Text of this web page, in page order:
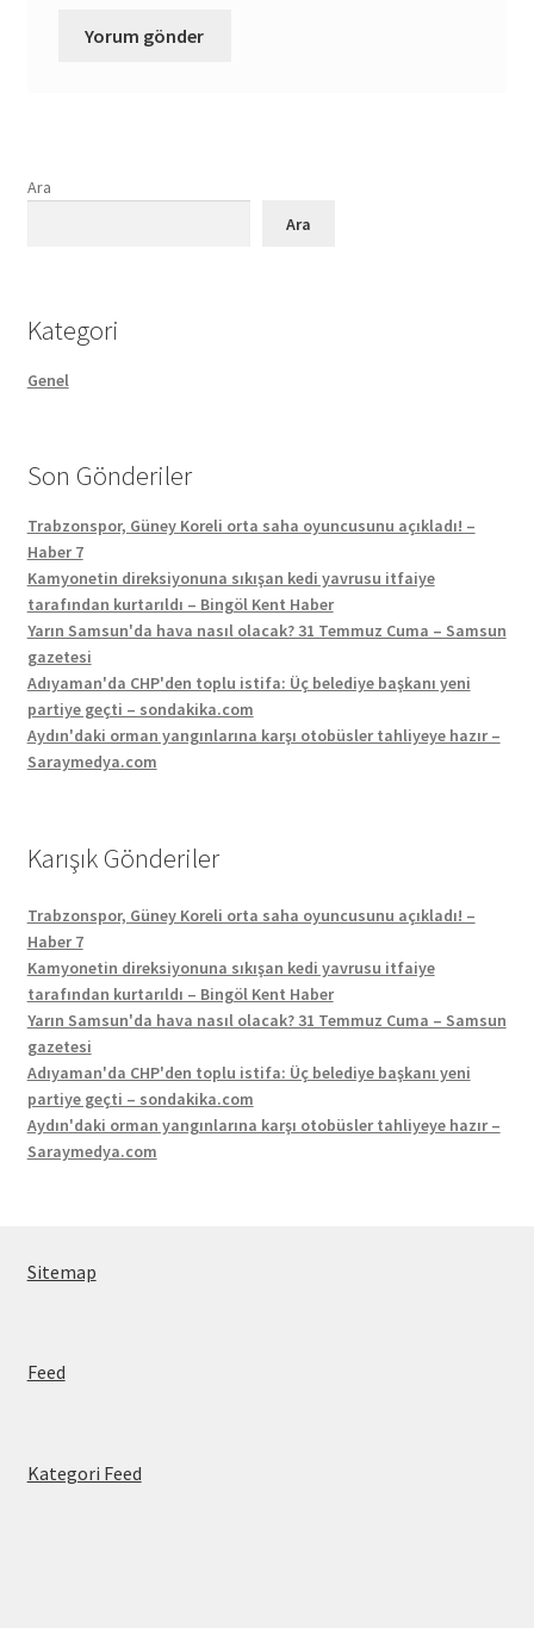
Ara
Ara
Kategori
Genel
Son Gönderiler
Trabzonspor, Güney Koreli orta saha oyuncusunu açıkladı! –
Haber 7
Kamyonetin direksiyonuna sıkışan kedi yavrusu itfaiye
tarafından kurtarıldı – Bingöl Kent Haber
Yarın Samsun'da hava nasıl olacak? 31 Temmuz Cuma – Samsun
gazetesi
Adıyaman'da CHP'den toplu istifa: Üç belediye başkanı yeni
partiye geçti – sondakika.com
Aydın'daki orman yangınlarına karşı otobüsler tahliyeye hazır –
Saraymedya.com
Karışık Gönderiler
Trabzonspor, Güney Koreli orta saha oyuncusunu açıkladı! –
Haber 7
Kamyonetin direksiyonuna sıkışan kedi yavrusu itfaiye
tarafından kurtarıldı – Bingöl Kent Haber
Yarın Samsun'da hava nasıl olacak? 31 Temmuz Cuma – Samsun
gazetesi
Adıyaman'da CHP'den toplu istifa: Üç belediye başkanı yeni
partiye geçti – sondakika.com
Aydın'daki orman yangınlarına karşı otobüsler tahliyeye hazır –
Saraymedya.com
Sitemap
Feed
Kategori Feed